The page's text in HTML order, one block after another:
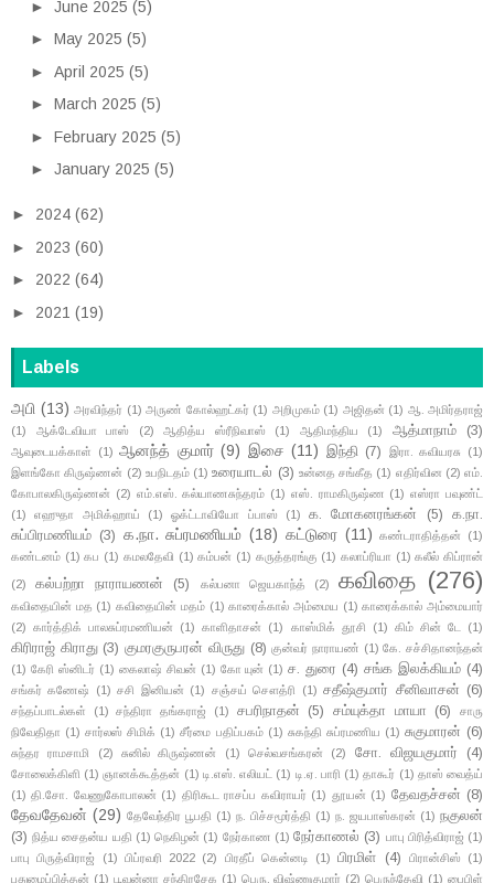
► June 2025 (5)
► May 2025 (5)
► April 2025 (5)
► March 2025 (5)
► February 2025 (5)
► January 2025 (5)
► 2024 (62)
► 2023 (60)
► 2022 (64)
► 2021 (19)
Labels
அபி (13) அரவிந்தர் (1) அருண் கோல்ஹட்கர் (1) அறிமுகம் (1) அஜிதன் (1) ஆ. அமிர்தராஜ்
(1)
ஆக்டேவியா பாஸ் (2) ஆதித்ய ஸ்ரீநிவாஸ் (1) ஆதிமந்திய (1) ஆத்மாநாம் (3)
ஆவுடையக்காள் (1) ஆனந்த் குமார் (9) இசை (11) இந்தி (7) இரா. கவியரசு
(1)
இளங்கோ கிருஷ்ணன் (2) உபநிடதம் (1) உரையாடல் (3) உன்னத சங்கீத (1) எதிர்வின (2) எம்.
கோபாலகிருஷ்ணன் (2) எம்.எஸ். கல்யாணசுந்தரம் (1) எஸ். ராமகிருஷ்ண (1) எஸ்ரா பவுண்ட்
(1)
எஹுதா அமிக்ஹாய் (1) ஓக்ட்டாவியோ ப்பாஸ் (1) க. மோகனரங்கன் (5)
க.நா.
சுப்பிரமணியம் (3) க.நா. சுப்ரமணியம் (18) கட்டுரை (11) கண்டராதித்தன்
(1)
கண்டனம் (1) கப (1) கமலதேவி (1) கம்பன் (1) கருத்தரங்கு (1) கலாப்ரியா (1) கலீல் கிப்ரான்
(2) கல்பற்றா நாராயணன் (5) கல்பனா ஜெயகாந்த் (2) கவிதை (276)
கவிதையின் மத (1) கவிதையின் மதம் (1) காரைக்கால் அம்மைய (1) காரைக்கால் அம்மையார்
(2) கார்த்திக் பாலசுப்ரமணியன் (1) காளிதாசன் (1) காஸ்மிக் தூசி (1) கிம் சின் டே (1)
கிரிராஜ் கிராது (3) குமரகுருபரன் விருது (8) குன்வர் நாராயண் (1) கே. சச்சிதானந்தன்
(1) கேரி ஸ்னிடர் (1) கைலாஷ் சிவன் (1) கோ யுன் (1) ச. துரை (4) சங்க இலக்கியம் (4)
சங்கர் கணேஷ் (1) சசி இனியன் (1) சஞ்சய் சௌத்ரி (1) சதீஷ்குமார் சீனிவாசன் (6)
சந்தப்பாடல்கள் (1) சந்திரா தங்கராஜ் (1) சபரிநாதன் (5) சம்யுக்தா மாயா (6)
சாரு
நிவேதிதா (1) சார்லஸ் சிமிக் (1) சீர்மை பதிப்பகம் (1) சுகந்தி சுப்ரமணிய (1) சுகுமாரன் (6)
சுந்தர ராமசாமி (2) சுனில் கிருஷ்ணன் (1) செல்வசங்கரன் (2) சோ. விஜயகுமார் (4)
சோலைக்கிளி (1) ஞானக்கூத்தன் (1) டி.எஸ். எலியட் (1) டி.ஏ. பாரி (1) தாகூர் (1) தாஸ் வைத்ய்
(1) தி.சோ. வேணுகோபாலன் (1) திரிகூட ராசப்ப கவிராயர் (1) தூயன் (1) தேவதச்சன் (8)
தேவதேவன் (29) தேவேந்திர பூபதி (1) ந. பிச்சமூர்த்தி (1) ந. ஜயபாஸ்கரன் (1) நகுலன்
(3) நித்ய சைதன்ய யதி (1) நெகிழன் (1) நேர்காண (1) நேர்காணல் (3) பாபு பிரித்விராஜ் (1)
பாபு பிருத்விராஜ்
(1) பிப்ரவரி 2022 (2) பிரதீப் கென்னடி (1) பிரமிள் (4) பிரான்சிஸ்
(1)
புதுமைப்பித்தன் (1) பூவன்னா சந்திரசேக (1) பெரு. விஷ்ணுகுமார் (2) பெருந்தேவி (1) பைபிள்